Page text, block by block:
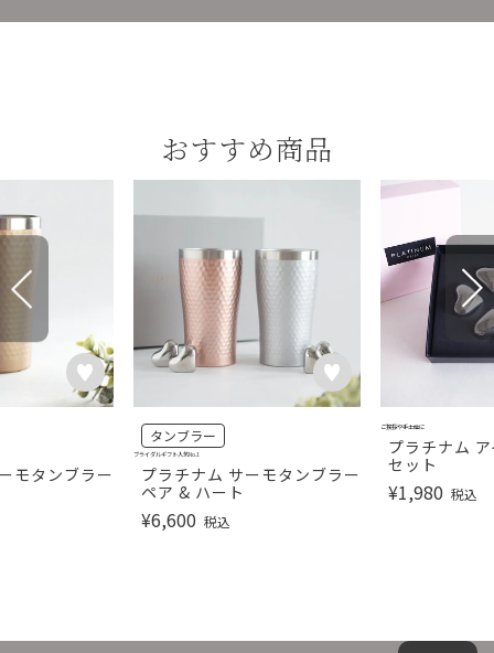
おすすめ商品
モタンブラー
プラチナム サーモタンブラー
ペア & ハート
タンブラー
¥6,600 税込
ブライダルギフト人気No.1
プラチナム
セット
¥1,980 税込
ご挨拶や手土産に